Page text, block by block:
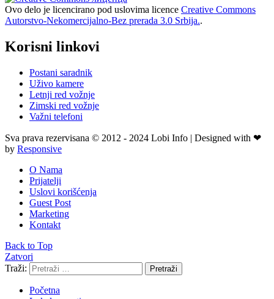
Ovo delo je licencirano pod uslovima licence Creative Commons
Autorstvo-Nekomercijalno-Bez prerada 3.0 Srbija..
Korisni linkovi
Postani saradnik
Uživo kamere
Letnji red vožnje
Zimski red vožnje
Važni telefoni
Sva prava rezervisana © 2012 - 2024 Lobi Info | Designed with ❤
by Responsive
O Nama
Prijatelji
Uslovi korišćenja
Guest Post
Marketing
Kontakt
Back to Top
Zatvori
Traži:
Pretraži
Početna